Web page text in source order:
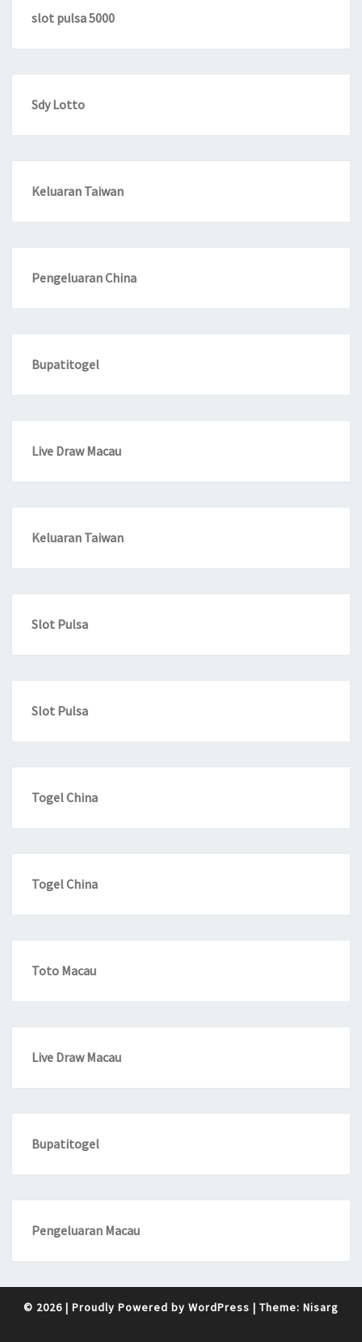
slot pulsa 5000
Sdy Lotto
Keluaran Taiwan
Pengeluaran China
Bupatitogel
Live Draw Macau
Keluaran Taiwan
Slot Pulsa
Slot Pulsa
Togel China
Togel China
Toto Macau
Live Draw Macau
Bupatitogel
Pengeluaran Macau
© 2026 | Proudly Powered by WordPress | Theme: Nisarg